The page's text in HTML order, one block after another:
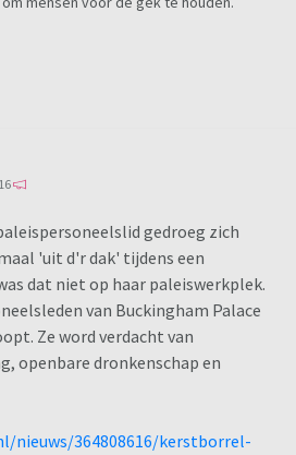
gedroeg zich
'uit d'r dak' tijdens een
dat niet op haar paleiswerkplek.
van Buckingham Palace
Ze word verdacht van
openbare dronkenschap en
nieuws/364808616/kerstborrel-